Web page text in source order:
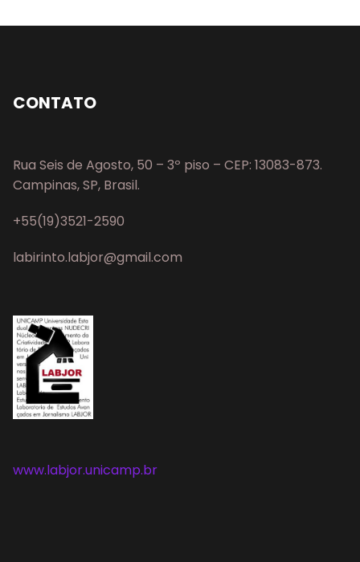
CONTATO
Rua Seis de Agosto, 50 – 3º piso – CEP: 13083-873.
Campinas, SP, Brasil.
+55(19)3521-2590
labirinto.labjor@gmail.com
www.labjor.unicamp.br